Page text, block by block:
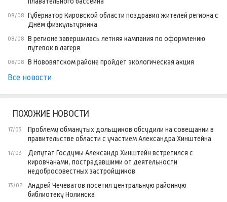
08/08 Губернатор Кировской области поздравил жителей региона с
Днём физкультурника
08/08 В регионе завершилась летняя кампания по оформлению
путевок в лагеря
08/08 В Нововятском районе пройдет экологическая акция
Все новости
ПОХОЖИЕ НОВОСТИ
17/03
Проблему обманутых дольщиков обсудили на совещании в
правительстве области с участием Александра Хинштейна
17/03
Депутат Госдумы Александр Хинштейн встретился с
кировчанами, пострадавшими от деятельности
недобросовестных застройщиков
13/02
Андрей Чечеватов посетил центральную районную
библиотеку Нолинска